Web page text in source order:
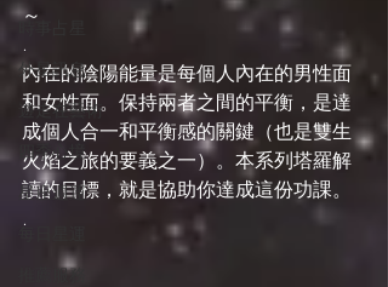
外星訊息
遊走在藝術
四季心境
星座週運
每日星運
推薦服務
～
.
內在的陰陽能量是每個人內在的男性面
和女性面。保持兩者之間的平衡，是達
成個人合一和平衡感的關鍵（也是雙生
火焰之旅的要義之一）。本系列塔羅解
讀的目標，就是協助你達成這份功課。
.